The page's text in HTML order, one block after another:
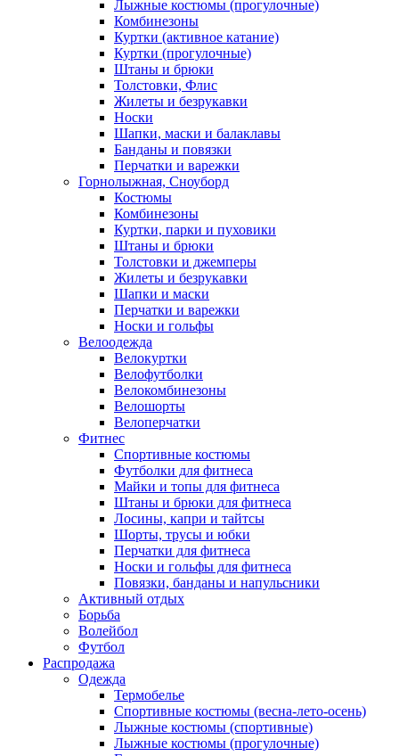
Лыжные костюмы (прогулочные)
Комбинезоны
Куртки (активное катание)
Куртки (прогулочные)
Штаны и брюки
Толстовки, Флис
Жилеты и безрукавки
Носки
Шапки, маски и балаклавы
Банданы и повязки
Перчатки и варежки
Горнолыжная, Сноуборд
Костюмы
Комбинезоны
Куртки, парки и пуховики
Штаны и брюки
Толстовки и джемперы
Жилеты и безрукавки
Шапки и маски
Перчатки и варежки
Носки и гольфы
Велоодежда
Велокуртки
Велофутболки
Велокомбинезоны
Велошорты
Велоперчатки
Фитнес
Спортивные костюмы
Футболки для фитнеса
Майки и топы для фитнеса
Штаны и брюки для фитнеса
Лосины, капри и тайтсы
Шорты, трусы и юбки
Перчатки для фитнеса
Носки и гольфы для фитнеса
Повязки, банданы и напульсники
Активный отдых
Борьба
Волейбол
Футбол
Распродажа
Одежда
Термобелье
Спортивные костюмы (весна-лето-осень)
Лыжные костюмы (спортивные)
Лыжные костюмы (прогулочные)